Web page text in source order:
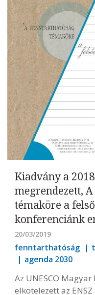
Kiadvány a
megrendezett,
témaköre a
konferenciánk
20/03/2019
fenntarthatóság
agenda 2030
Az UNESCO
elkötelezett az